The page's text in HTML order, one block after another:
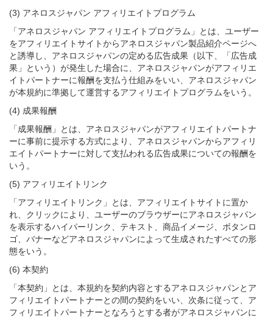
(3) アネロスジャパン アフィリエイトプログラム
「アネロスジャパン アフィリエイトプログラム」とは、ユーザー
をアフィリエイトサイトからアネロスジャパン製品紹介ページへ
と誘導し、アネロスジャパンの定める広告成果（以下、「広告成
果」という）が発生した場合に、アネロスジャパンがアフィリエ
イトパートナーに報酬を支払う仕組みをいい、アネロスジャパン
が本規約に準拠して運営するアフィリエイトプログラムをいう。
(4) 成果報酬
「成果報酬」とは、アネロスジャパンがアフィリエイトパートナ
ーに事前に提示する方式により、アネロスジャパンからアフィリ
エイトパートナーに対して支払われる広告成果についての報酬を
いう。
(5) アフィリエイトリンク
「アフィリエイトリンク」とは、アフィリエイトサイトに置か
れ、クリックにより、ユーザーのブラウザーにアネロスジャパン
を表示するハイパーリンク、テキスト、商品イメージ、ボタンロ
ゴ、バナーなどアネロスジャパンによって生成されたすべての形
態をいう。
(6) 本契約
「本契約」とは、本規約を契約内容とするアネロスジャパンとア
フィリエイトパートナーとの間の契約をいい、次条に従って、ア
フィリエイトパートナーとなろうとする者がアネロスジャパンに